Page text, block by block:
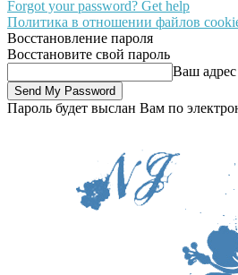
Forgot your password? Get help
Политика в отношении файлов
Восстановление пароля
Восстановите свой пароль
Ваш
Пароль будет выслан Вам по